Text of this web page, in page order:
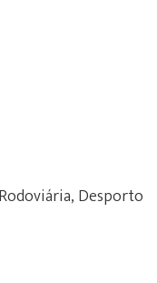
Desporto